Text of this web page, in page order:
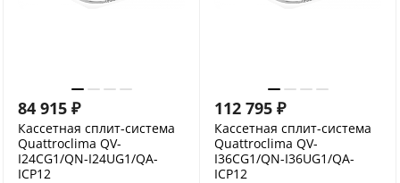
84 915 ₽
Кассетная сплит-система
Quattroclima QV-
I24CG1/QN-I24UG1/QA-
ICP12
112 795 ₽
Кассетная сплит-система
Quattroclima QV-
I36CG1/QN-I36UG1/QA-
ICP12